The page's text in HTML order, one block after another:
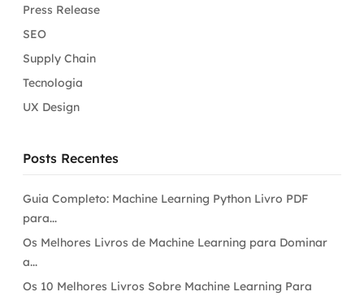
Press Release
SEO
Supply Chain
Tecnologia
UX Design
Posts Recentes
Guia Completo: Machine Learning Python Livro PDF
para...
Os Melhores Livros de Machine Learning para Dominar
a...
Os 10 Melhores Livros Sobre Machine Learning Para